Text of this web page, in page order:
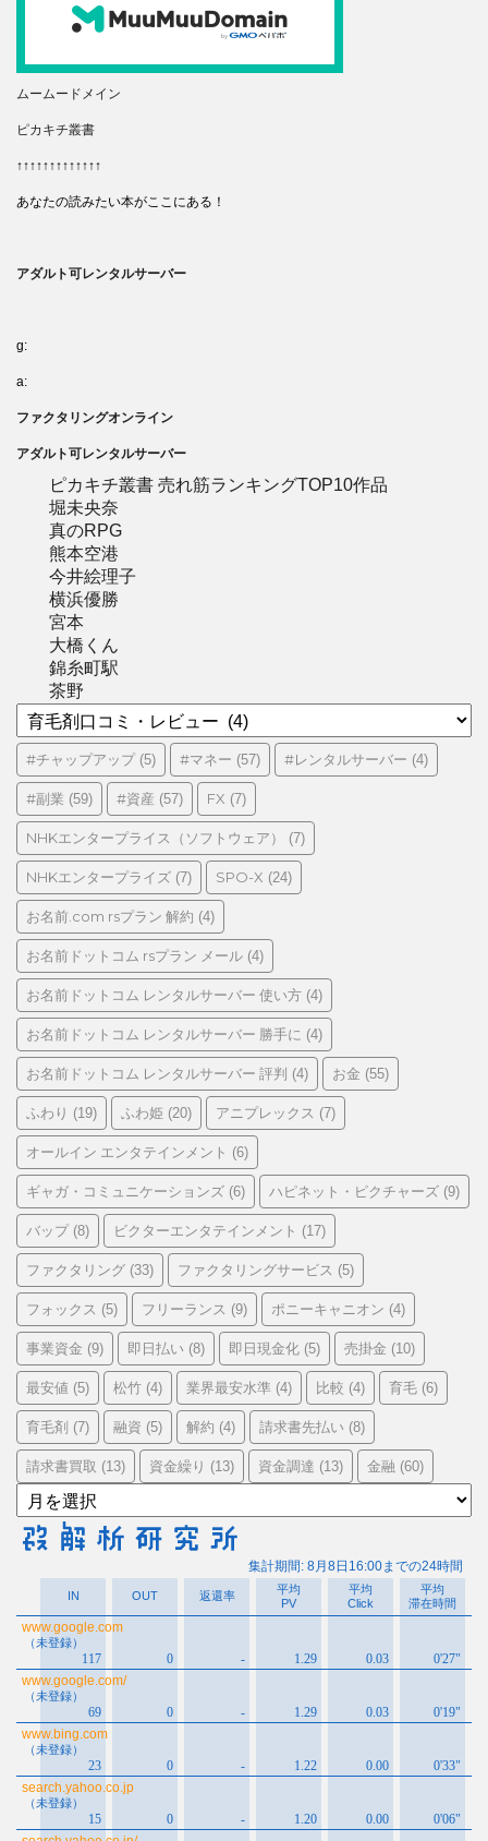
ムームードメイン
ピカキチ叢書
↑↑↑↑↑↑↑↑↑↑↑↑↑
あなたの読みたい本がここにある！
アダルト可レンタルサーバー
g:
a:
ファクタリングオンライン
アダルト可レンタルサーバー
ピカキチ叢書 売れ筋ランキングTOP10作品
堀未央奈
真のRPG
熊本空港
今井絵理子
横浜優勝
宮本
大橋くん
錦糸町駅
茶野
カ
テ
ゴ
リ
ー
#チャップアップ(5) #マネー (57) #レンタルサーバー (4)
#副業 (59) #資産 (57) FX (7)
NHKエンタープライス（ソフトウェア） (7)
NHKエンタープライズ (7) SPO-X (24)
お名前.com rsプラン 解約 (4)
お名前ドットコム rsプラン メール (4)
お名前ドットコム レンタルサーバー 使い方 (4)
お名前ドットコム レンタルサーバー 勝手に (4)
お名前ドットコム レンタルサーバー 評判 (4) お金 (55)
ふわり (19) ふわ姫 (20) アニプレックス (7)
オールイン エンタテインメント (6)
ギャガ・コミュニケーションズ (6) ハピネット・ピクチャーズ (9)
バップ(8) ビクターエンタテインメント (17)
ファクタリング (33) ファクタリングサービス (5)
フォックス (5) フリーランス (9) ポニーキャニオン (4)
事業資金 (9) 即日払い (8) 即日現金化 (5) 売掛金 (10)
最安値 (5) 松竹 (4) 業界最安水準 (4) 比較 (4) 育毛 (6)
育毛剤 (7) 融資 (5) 解約 (4) 請求書先払い (8)
請求書買取 (13) 資金繰り (13) 資金調達 (13) 金融 (60)
ア
ー
カ